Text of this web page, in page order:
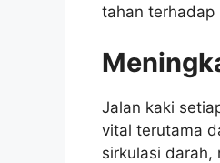
tahan terhadap
Jalan kaki
vital terutama
sirkulasi darah,